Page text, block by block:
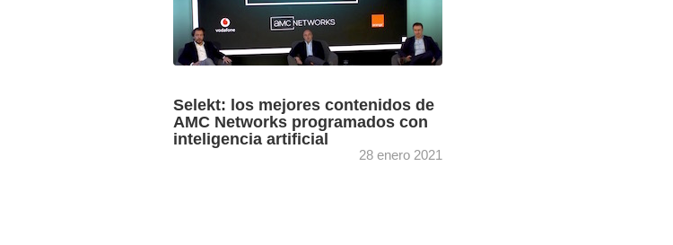
Selekt: los mejores contenidos de
AMC Networks programados con
inteligencia artificial
28 enero 2021